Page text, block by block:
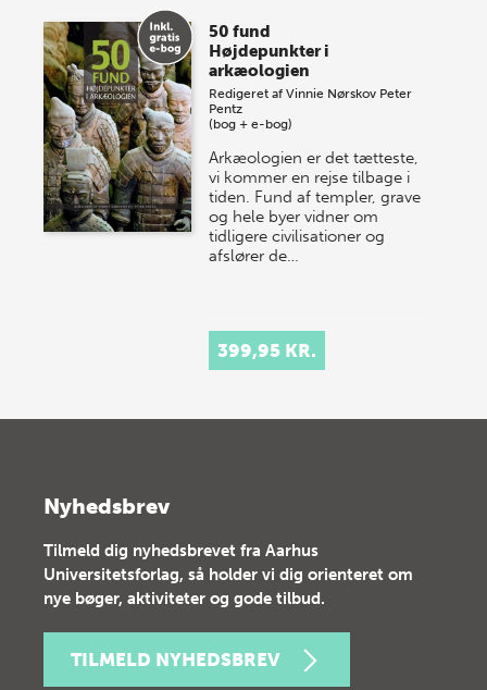
50 fund
Højdepunkter i
arkæologien
Redigeret afVinnie Nørskov Peter
Pentz
(bog + e-bog)
Arkæologien er det tætteste,
vi kommer en rejse tilbage i
tiden. Fund af templer, grave
og hele byer vidner om
tidligere civilisationer og
afslører de…
399,95 KR.
Nyhedsbrev
Tilmeld dig nyhedsbrevet fra Aarhus
Universitetsforlag, så holder vi dig orienteret om
nye bøger, aktiviteter og gode tilbud.
TILMELD NYHEDSBREV